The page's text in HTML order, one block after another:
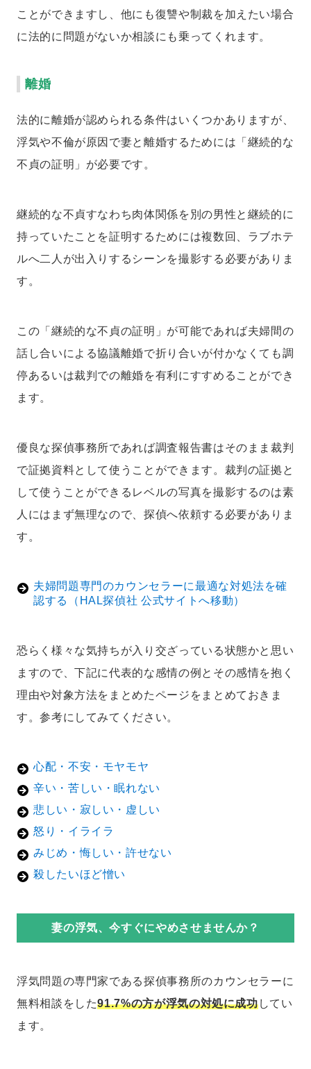
ことができますし、他にも復讐や制裁を加えたい場合
に法的に問題がないか相談にも乗ってくれます。
離婚
法的に離婚が認められる条件はいくつかありますが、
浮気や不倫が原因で妻と離婚するためには「継続的な
不貞の証明」が必要です。
継続的な不貞すなわち肉体関係を別の男性と継続的に
持っていたことを証明するためには複数回、ラブホテ
ルへ二人が出入りするシーンを撮影する必要がありま
す。
この「継続的な不貞の証明」が可能であれば夫婦間の
話し合いによる協議離婚で折り合いが付かなくても調
停あるいは裁判での離婚を有利にすすめることができ
ます。
優良な探偵事務所であれば調査報告書はそのまま裁判
で証拠資料として使うことができます。裁判の証拠と
して使うことができるレベルの写真を撮影するのは素
人にはまず無理なので、探偵へ依頼する必要がありま
す。
夫婦問題専門のカウンセラーに最適な対処法を確
認する（HAL探偵社 公式サイトへ移動）
恐らく様々な気持ちが入り交ざっている状態かと思い
ますので、下記に代表的な感情の例とその感情を抱く
理由や対象方法をまとめたページをまとめておきま
す。参考にしてみてください。
心配・不安・モヤモヤ
辛い・苦しい・眠れない
悲しい・寂しい・虚しい
怒り・イライラ
みじめ・悔しい・許せない
殺したいほど憎い
妻の浮気、今すぐにやめさせませんか？
浮気問題の専門家である探偵事務所のカウンセラーに
無料相談をした91.7%の方が浮気の対処に成功してい
ます。